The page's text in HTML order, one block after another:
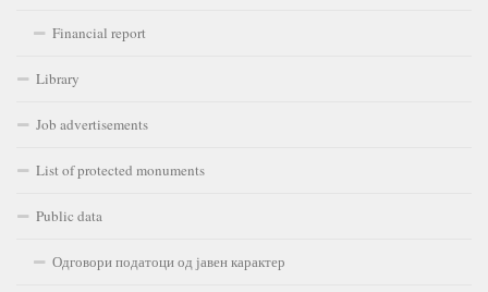
Financial report
Library
Job advertisements
List of protected monuments
Public data
Одговори податоци од јавен карактер